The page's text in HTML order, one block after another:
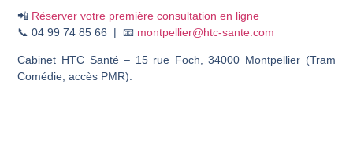
📲 Réserver votre première consultation en ligne
📞 04 99 74 85 66 | 📧 montpellier@htc-sante.com
Cabinet HTC Santé – 15 rue Foch, 34000 Montpellier (Tram
Comédie, accès PMR).